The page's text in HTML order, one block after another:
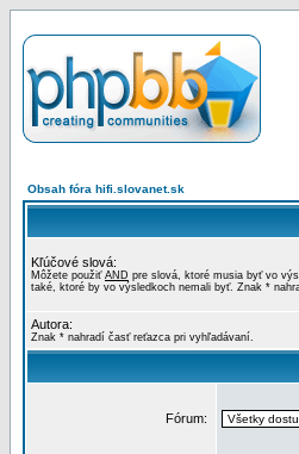
Obsah fóra hifi.slovanet.sk
Kľúčové slová:
Môžete použiť AND pre slová, ktoré musia byť vo
také, ktoré by vo výsledkoch nemali byť. Znak *
Autora:
Znak * nahradí časť reťazca pri vyhľadávaní.
Fórum: